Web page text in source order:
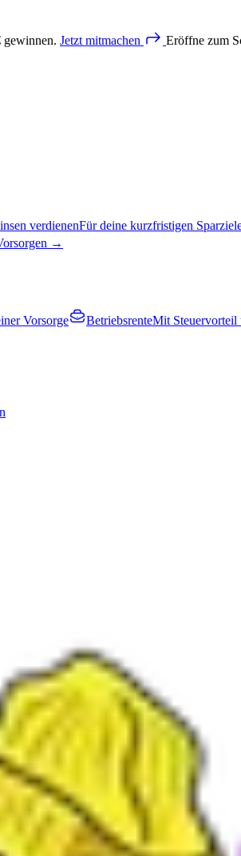
gewinnen. Jetzt mitmachen Eröffne zum
verdienenFür deine kurzfristigen
→
Vorsorge BetriebsrenteMit Steuervorteil